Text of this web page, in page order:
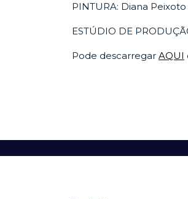
PINTURA: Diana
ESTÚDIO DE
Pode descarregar AQUI